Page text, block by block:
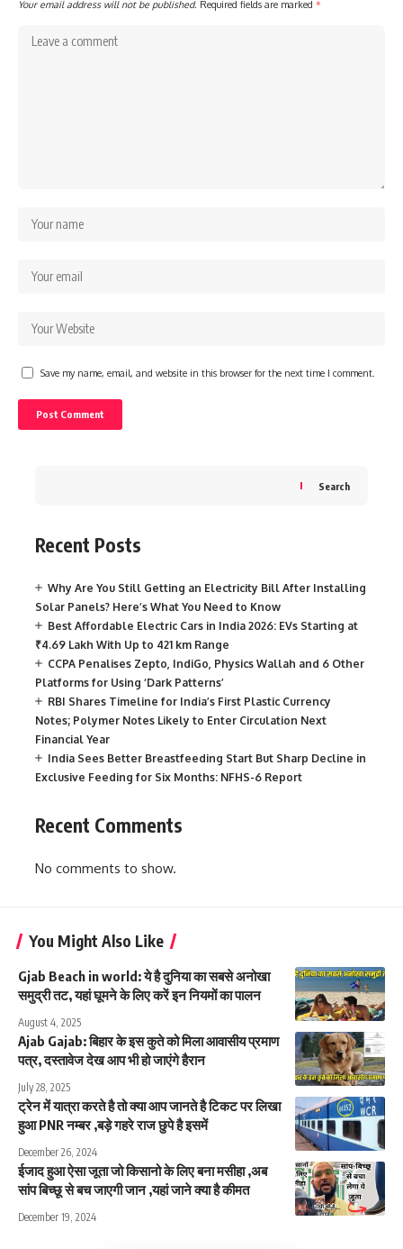
Your email address will not be published. Required fields are marked *
Save my name, email, and website in this browser for the next time I comment.
Search
Recent Posts
Why Are You Still Getting an Electricity Bill After Installing
Solar Panels? Here’s What You Need to Know
Best Affordable Electric Cars in India 2026: EVs Starting at
₹4.69 Lakh With Up to 421 km Range
CCPA Penalises Zepto, IndiGo, Physics Wallah and 6 Other
Platforms for Using ‘Dark Patterns’
RBI Shares Timeline for India’s First Plastic Currency
Notes; Polymer Notes Likely to Enter Circulation Next
Financial Year
India Sees Better Breastfeeding Start But Sharp Decline in
Exclusive Feeding for Six Months: NFHS-6 Report
Recent Comments
No comments to show.
You Might Also Like
Gjab Beach in world: ये है दुनिया का सबसे अनोखा
समुद्री तट, यहां घूमने के लिए करें इन नियमों का पालन
August 4, 2025
Ajab Gajab: बिहार के इस कुते को मिला आवासीय प्रमाण
पत्र, दस्तावेज देख आप भी हो जाएंगे हैरान
July 28, 2025
ट्रेन में यात्रा करते है तो क्या आप जानते है टिकट पर लिखा
हुआ PNR नम्बर ,बड़े गहरे राज छुपे है इसमें
December 26, 2024
ईजाद हुआ ऐसा जूता जो किसानो के लिए बना मसीहा ,अब
सांप बिच्छू से बच जाएगी जान ,यहां जाने क्या है कीमत
December 19, 2024